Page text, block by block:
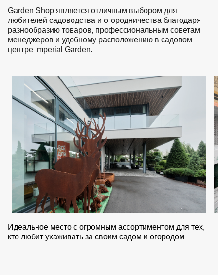
Garden Shop является отличным выбором для
любителей садоводства и огородничества благодаря
разнообразию товаров, профессиональным советам
менеджеров и удобному расположению в садовом
центре Imperial Garden.
Идеальное место с огромным ассортиментом для тех,
кто любит ухаживать за своим садом и огородом